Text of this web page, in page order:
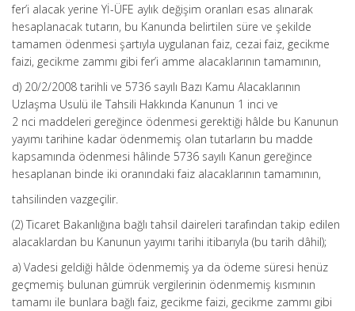
fer’i alacak yerine Yİ-ÜFE aylık değişim oranları esas alınarak
hesaplanacak tutarın, bu Kanunda belirtilen süre ve şekilde
tamamen ödenmesi şartıyla uygulanan faiz, cezai faiz, gecikme
faizi, gecikme zammı gibi fer’i amme alacaklarının tamamının,
d) 20/2/2008 tarihli ve 5736 sayılı Bazı Kamu Alacaklarının
Uzlaşma Usulü ile Tahsili Hakkında Kanunun 1 inci ve
2 nci maddeleri gereğince ödenmesi gerektiği hâlde bu Kanunun
yayımı tarihine kadar ödenmemiş olan tutarların bu madde
kapsamında ödenmesi hâlinde 5736 sayılı Kanun gereğince
hesaplanan binde iki oranındaki faiz alacaklarının tamamının,
tahsilinden vazgeçilir.
(2) Ticaret Bakanlığına bağlı tahsil daireleri tarafından takip edilen
alacaklardan bu Kanunun yayımı tarihi itibarıyla (bu tarih dâhil);
a) Vadesi geldiği hâlde ödenmemiş ya da ödeme süresi henüz
geçmemiş bulunan gümrük vergilerinin ödenmemiş kısmının
tamamı ile bunlara bağlı faiz, gecikme faizi, gecikme zammı gibi